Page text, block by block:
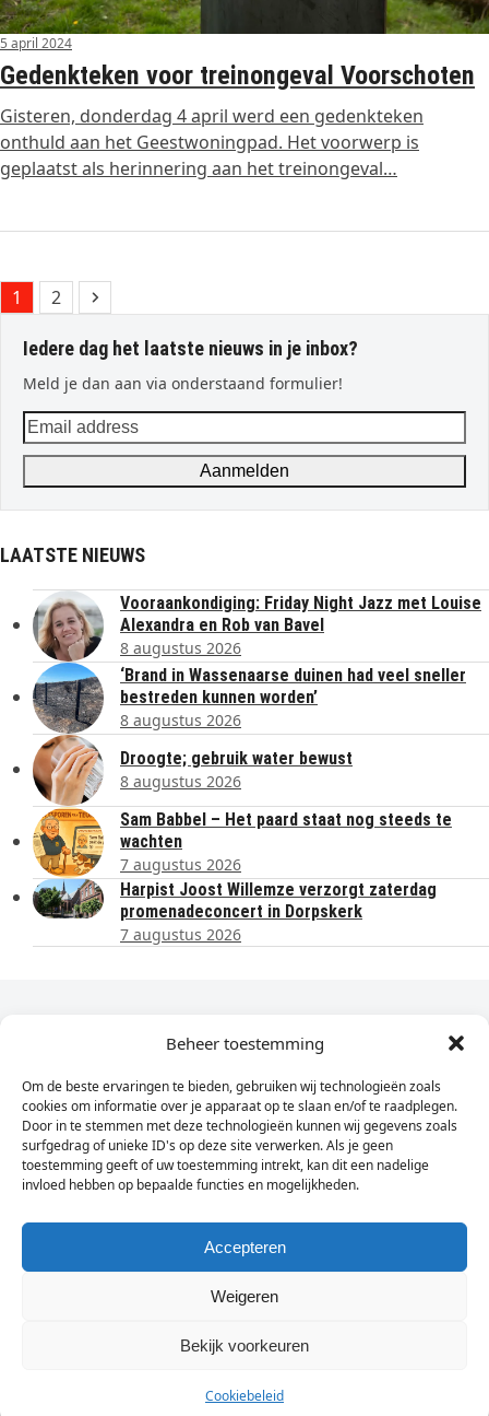
Beheer toestemming
Om de beste ervaringen te bieden, gebruiken wij technologieën zoals
cookies om informatie over je apparaat op te slaan en/of te raadplegen.
Door in te stemmen met deze technologieën kunnen wij gegevens zoals
surfgedrag of unieke ID's op deze site verwerken. Als je geen
toestemming geeft of uw toestemming intrekt, kan dit een nadelige
invloed hebben op bepaalde functies en mogelijkheden.
Accepteren
Weigeren
Bekijk voorkeuren
Cookiebeleid
5 april 2024
Gedenkteken voor treinongeval Voorschoten
Gisteren, donderdag 4 april werd een gedenkteken
onthuld aan het Geestwoningpad. Het voorwerp is
geplaatst als herinnering aan het treinongeval…
Page
1 Page
2 Next
Iedere dag het laatste nieuws in je inbox?
Meld je dan aan via onderstaand formulier!
Email
address
Aanmelden
LAATSTE NIEUWS
Vooraankondiging: Friday Night Jazz met Louise
Alexandra en Rob van Bavel
8 augustus 2026
‘Brand in Wassenaarse duinen had veel sneller
bestreden kunnen worden’
8 augustus 2026
Droogte; gebruik water bewust
8 augustus 2026
Sam Babbel – Het paard staat nog steeds te
wachten
7 augustus 2026
Harpist Joost Willemze verzorgt zaterdag
promenadeconcert in Dorpskerk
7 augustus 2026
Dagelijks het laatste nieuws in je e-mail?
Vul
hier
je
e-
mailadres
in
Sign Up